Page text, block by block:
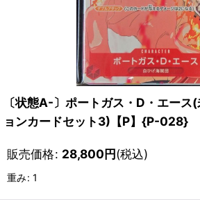
〔状態A-〕ポートガス・D・エー
ョンカードセット3)【P】{P-028}
販売価格: 28,800円(税込)
重み: 1